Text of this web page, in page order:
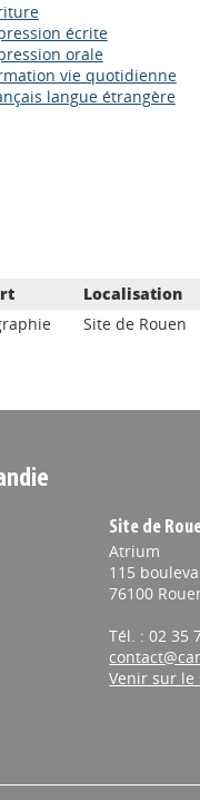
écrite
orale
vie quotidienne
langue étrangère
Localisation
Site de Rouen
Site de
Atrium
115
76100
Tél. : 02 35
Venir sur le